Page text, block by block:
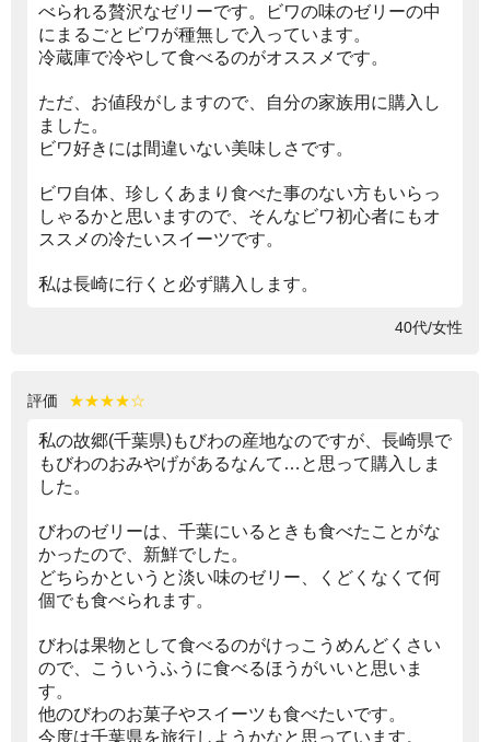
べられる贅沢なゼリーです。ビワの味のゼリーの中
にまるごとビワが種無しで入っています。
冷蔵庫で冷やして食べるのがオススメです。
ただ、お値段がしますので、自分の家族用に購入し
ました。
ビワ好きには間違いない美味しさです。
ビワ自体、珍しくあまり食べた事のない方もいらっ
しゃるかと思いますので、そんなビワ初心者にもオ
ススメの冷たいスイーツです。
私は長崎に行くと必ず購入します。
40代/女性
評価 ★★★★☆
私の故郷(千葉県)もびわの産地なのですが、長崎県で
もびわのおみやげがあるなんて…と思って購入しま
した。
びわのゼリーは、千葉にいるときも食べたことがな
かったので、新鮮でした。
どちらかというと淡い味のゼリー、くどくなくて何
個でも食べられます。
びわは果物として食べるのがけっこうめんどくさい
ので、こういうふうに食べるほうがいいと思いま
す。
他のびわのお菓子やスイーツも食べたいです。
今度は千葉県を旅行しようかなと思っています。